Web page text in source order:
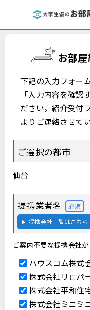
お部
下記の入力フォー
「入力内容を確認
ださい。紹介受付
よりご連絡させて
ご選択の都市
仙台
提携業者名 必須
提携会社一覧はこちら
ご案内不要な提携会社
ハウスコム株式
株式会社リロパ
株式会社平和住
株式会社ミニミ